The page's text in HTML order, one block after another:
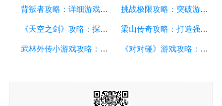
背叛者攻略：详细游戏攻略方面的描述 挑战极限攻略：突破游戏难关的终极指南
《天空之剑》攻略：探索天空的冒险之旅 梁山传奇攻略：打造强大的英雄团队，征服江湖的必备指南
武林外传小游戏攻略：全面解析游戏技巧、角色选择和剧情推进 《对对碰》游戏攻略：成为高手的秘籍